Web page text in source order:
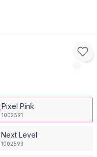
Pixel Pink
1002591
Next Level
1002593